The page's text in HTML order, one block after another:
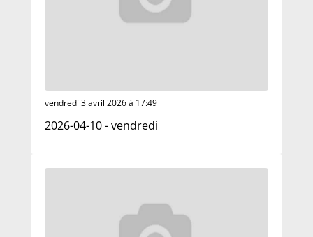
vendredi 3 avril 2026 à 17:49
2026-04-10 - vendredi